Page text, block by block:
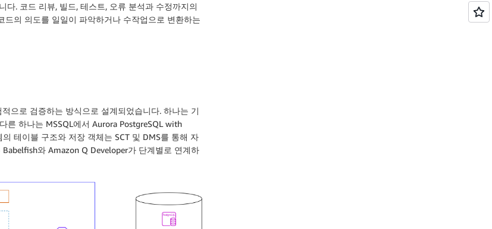
. 코드 리뷰, 빌드, 테스트, 오류 분석과 수정까지의
의 의도를 일일이 파악하거나 수작업으로 변환하는
으로 검증하는 방식으로 설계되었습니다. 하나는 기
른 하나는 MSSQL에서 Aurora PostgreSQL with
테이블 구조와 저장 객체는 SCT 및 DMS를 통해 자
와 Amazon Q Developer가 단계별로 연계하